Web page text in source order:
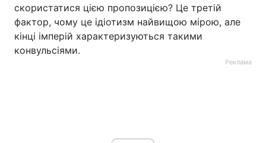
скористатися цією пропозицією? Це третій
фактор, чому це ідіотизм найвищою мірою, але
кінці імперій характеризуються такими
конвульсіями.
Реклама